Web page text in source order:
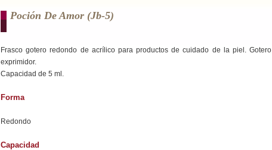
Poción De Amor (jb-5)
Frasco gotero redondo de acrílico para productos de cuidado de la piel. Gotero
exprimidor.
Capacidad de 5 ml.
Forma
Redondo
Capacidad